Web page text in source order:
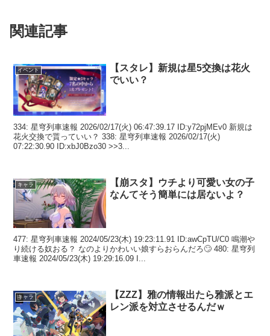
関連記事
イベント
【スタレ】新規は星5交換は花火
でいい？
334: 星穹列車速報 2026/02/17(火) 06:47:39.17 ID:y72pjMEv0 新規は
花火交換で貰っていい？ 338: 星穹列車速報 2026/02/17(火)
07:22:30.90 ID:xbJ0Bzo30 >>3...
キャラ
【崩スタ】ウチより可愛い女の子
なんてそう簡単には居ないよ？
477: 星穹列車速報 2024/05/23(木) 19:23:11.91 ID:awCpTU/C0 鳴潮や
り続ける奴おる？ なのよりかわいい娘すらおらんだろ🙄 480: 星穹列
車速報 2024/05/23(木) 19:29:16.09 I...
キャラ
【ZZZ】雅の情報出たら雅派とエ
レン派を対立させるんだｗ